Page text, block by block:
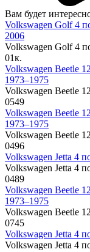
Вам будет
Volkswagen Golf 4
2006
Volkswagen Golf 4
01к.
Volkswagen Beetle
1973–1975
Volkswagen Beetle
0549
Volkswagen Beetle
1973–1975
Volkswagen Beetle
0496
Volkswagen Jetta 4
Volkswagen Jetta 4
0489
Volkswagen Beetle
1973–1975
Volkswagen Beetle
0745
Volkswagen Jetta 4
Volkswagen Jetta 4